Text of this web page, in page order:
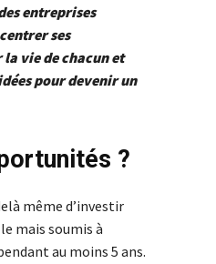
entreprises
ses
vie de chacun et
pour devenir un
?
même d’investir
mais soumis à
au moins 5 ans.